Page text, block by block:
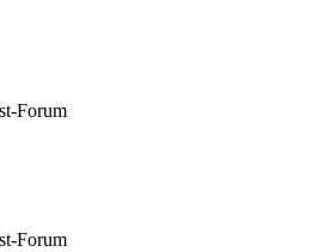
Forum
Forum